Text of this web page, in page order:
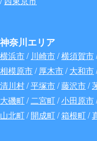
神奈川エリア
横浜市/ 川崎市/横須賀市
相模原市/ 厚木市/大和市
清川村/平塚市/藤沢市/
大磯町/ 二宮町/小田原市
山北町/開成町/箱根町/